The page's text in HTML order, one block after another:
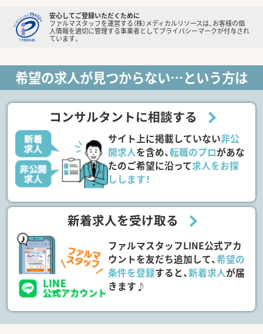
安心してご登録いただくために
ファルマスタッフを運営する（株）メディカルリソースは、お客様の個
人情報を適切に管理する事業者としてプライバシーマークが付与され
ています。
希望の求人が見つからない…という方は
コンサルタントに相談する
サイト上に掲載していない非公
開求人を含め、転職のプロがあな
たのご希望に沿って求人をお探
しします！
新着求人を受け取る
ファルマスタッフLINE公式アカ
ウントを友だち追加して、希望の
条件を登録すると、新着求人が届
きます♪